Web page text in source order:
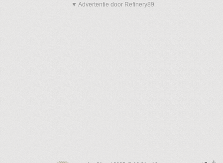
▼ Advertentie door Refinery89